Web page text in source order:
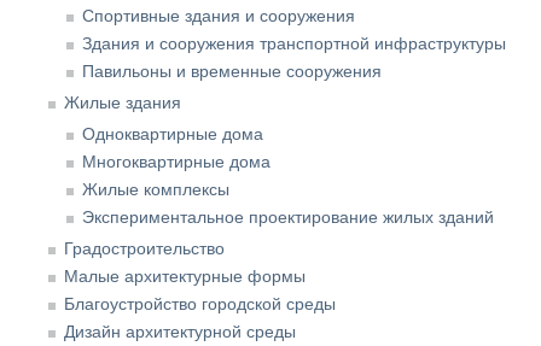
Спортивные здания и сооружения
Здания и сооружения транспортной инфраструктуры
Павильоны и временные сооружения
Жилые здания
Одноквартирные дома
Многоквартирные дома
Жилые комплексы
Экспериментальное проектирование жилых зданий
Градостроительство
Малые архитектурные формы
Благоустройство городской среды
Дизайн архитектурной среды